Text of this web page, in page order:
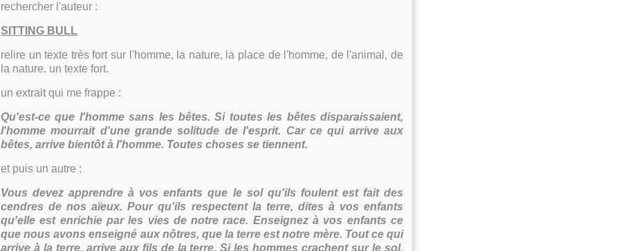
rechercher l'auteur :
SITTING BULL
relire un texte très fort sur l'homme, la nature, la place de l'homme, de l'animal, de
la nature. un texte fort.
un extrait qui me frappe :
Qu'est-ce que l'homme sans les bêtes. Si toutes les bêtes disparaissaient,
l'homme mourrait d'une grande solitude de l'esprit. Car ce qui arrive aux
bêtes, arrive bientôt à l'homme. Toutes choses se tiennent.
et puis un autre :
Vous devez apprendre à vos enfants que le sol qu'ils foulent est fait des
cendres de nos aïeux. Pour qu'ils respectent la terre, dites à vos enfants
qu'elle est enrichie par les vies de notre race. Enseignez à vos enfants ce
que nous avons enseigné aux nôtres, que la terre est notre mère. Tout ce qui
arrive à la terre, arrive aux fils de la terre. Si les hommes crachent sur le sol,